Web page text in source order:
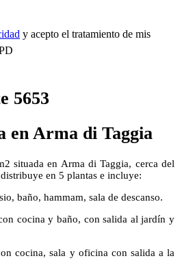
y acepto el tratamiento de mis
5653
en Arma di Taggia
situada en Arma di Taggia, cerca del
en 5 plantas e incluye:
baño, hammam, sala de descanso.
cocina y baño, con salida al jardín y
cocina, sala y oficina con salida a la